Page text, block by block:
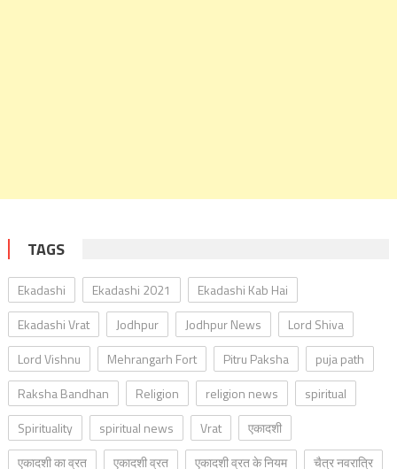
TAGS
Ekadashi Ekadashi 2021
Ekadashi Kab Hai
Ekadashi Vrat
Jodhpur Jodhpur News
Lord Shiva
Lord Vishnu
Mehrangarh Fort Pitru Paksha
puja path
Raksha Bandhan
Religion religion news
spiritual
Spirituality
spiritual news Vrat
एकादशी
एकादशी का व्रत
एकादशी व्रत एकादशी व्रत के नियम चैत्र नवरात्रि